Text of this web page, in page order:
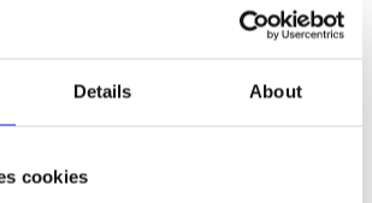
Details About
cookies
EPS (2)